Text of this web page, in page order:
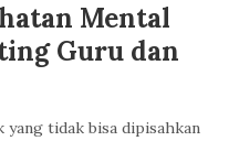
Mental
Guru dan
yang tidak bisa dipisahkan